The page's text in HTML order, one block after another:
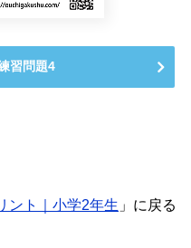
習問題4
ント｜小学2年生 」に戻る